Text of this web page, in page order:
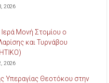
2026
Μονή Στομίου ο
και Τυρνάβου
2026
Υπεραγίας Θεοτόκου στην